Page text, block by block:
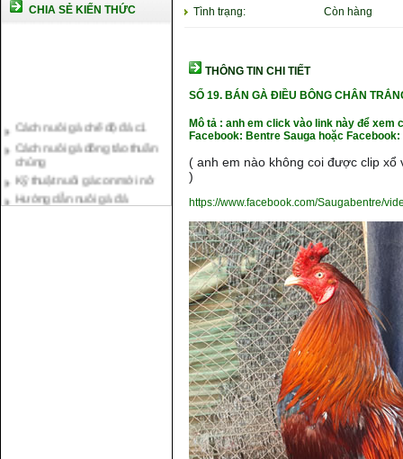
CHIA SẺ KIẾN THỨC
Cách nuôi gà đông tảo thuần
chủng
Kỹ thuật nuôi gà con mới nở
Hướng dẫn nuôi gà đá
Tại sao bạn cần biết cách nuôi
Tình trạng: Còn hàng
THÔNG TIN CHI TIẾT
SỐ 19.BÁN GÀ ĐIỀU BÔNG CHÂN
Mô tả : anh em click vào link này để
Facebook: Bentre Sauga hoặc Facebook:
( anh em nào không coi được clip xổ
)
https://www.facebook.com/Saugabentre/